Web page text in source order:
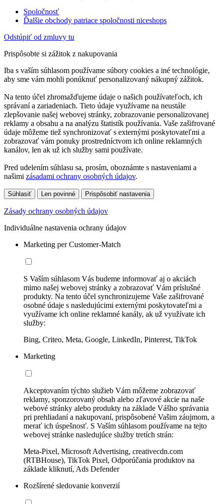
Spoločnosť
Ďalšie obchody patriace spoločnosti niceshops
Odstúpiť od zmluvy tu
Prispôsobte si zážitok z nakupovania
Iba s vaším súhlasom používame súbory cookies a iné technológie,
aby sme vám mohli ponúknuť personalizovaný nákupný zážitok.
Na tento účel zhromažďujeme údaje o našich používateľoch, ich
správaní a zariadeniach. Tieto údaje využívame na neustále
zlepšovanie našej webovej stránky, zobrazovanie personalizovanej
reklamy a obsahu a na analýzu štatistík používania. Vaše zašifrované
údaje môžeme tiež synchronizovať s externými poskytovateľmi a
zobrazovať vám ponuky prostredníctvom ich online reklamných
kanálov, len ak už ich služby sami používate.
Pred udelením súhlasu sa, prosím, oboznámte s nastaveniami a
našimi zásadami ochrany osobných údajov.
Súhlasiť Len povinné Prispôsobiť nastavenia
Zásady ochrany osobných údajov
Individuálne nastavenia ochrany údajov
Marketing per Customer-Match
S Vaším súhlasom Vás budeme informovať aj o akciách
mimo našej webovej stránky a zobrazovať Vám príslušné
produkty. Na tento účel synchronizujeme Vaše zašifrované
osobné údaje s nasledujúcimi externými poskytovateľmi a
využívame ich online reklamné kanály, ak už využívate ich
služby:
Bing, Criteo, Meta, Google, LinkedIn, Pinterest, TikTok
Marketing
Akceptovaním týchto služieb Vám môžeme zobrazovať
reklamy, sponzorovaný obsah alebo zľavové akcie na naše
webové stránky alebo produkty na základe Vášho správania
pri prehliadaní a nakupovaní, prispôsobené Vašim záujmom, a
merať ich úspešnosť. S Vaším súhlasom používame na tejto
webovej stránke nasledujúce služby tretích strán:
Meta-Pixel, Microsoft Advertising, creativecdn.com
(RTBHouse), TikTok Pixel, Odporúčania produktov na
základe kliknutí, Ads Defender
Rozšírené sledovanie konverzií